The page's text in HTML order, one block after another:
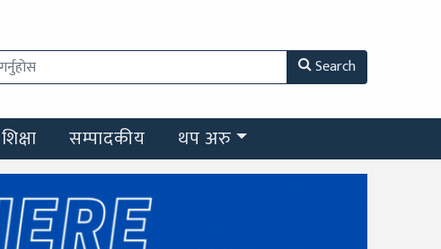
Search
शिक्षा सम्पादकीय थप अरु